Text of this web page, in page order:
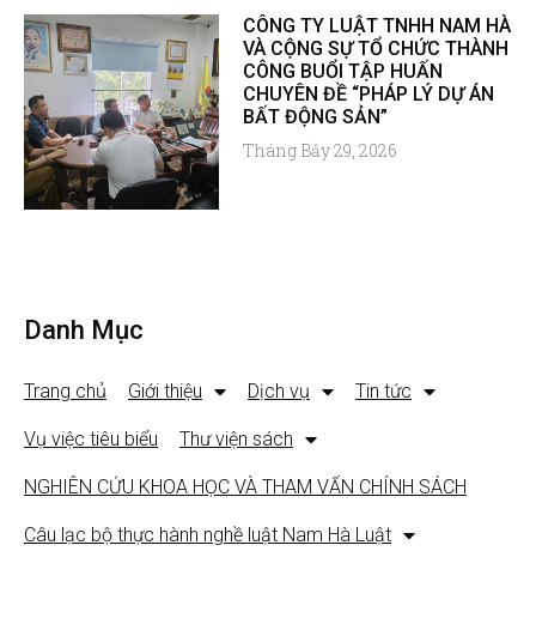
CÔNG TY LUẬT TNHH NAM HÀ
VÀ CỘNG SỰ TỔ CHỨC THÀNH
CÔNG BUỔI TẬP HUẤN
CHUYÊN ĐỀ “PHÁP LÝ DỰ ÁN
BẤT ĐỘNG SẢN”
Tháng Bảy 29, 2026
Danh Mục
Trang chủ Giới thiệu Dịch vụ Tin tức
Vụ việc tiêu biểu Thư viện sách
NGHIÊN CỨU KHOA HỌC VÀ THAM VẤN CHÍNH SÁCH
Câu lạc bộ thực hành nghề luật Nam Hà Luật